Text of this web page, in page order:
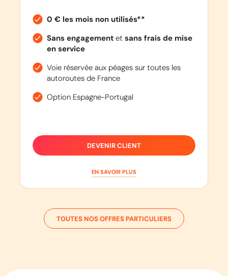
0 € les mois non utilisés**
Sans engagementet sans frais de mise
en service
Voie réservée aux péages sur toutes les
autoroutes de France
Option Espagne-Portugal
DEVENIR CLIENT
EN SAVOIR PLUS
TOUTES NOS OFFRES PARTICULIERS